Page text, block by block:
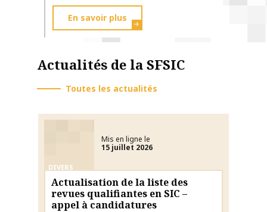
En savoir plus
Actualités de la SFSIC
Toutes les actualités
DIVERS
Mis en ligne le
15 juillet 2026
Actualisation de la liste des
revues qualifiantes en SIC –
appel à candidatures